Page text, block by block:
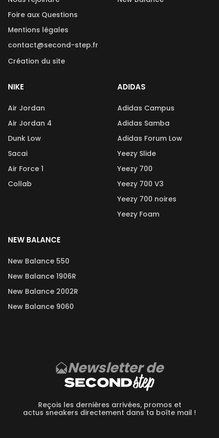
Foire aux Questions
Mentions légales
contact@second-step.fr
Création du site
NIKE
Air Jordan
Air Jordan 4
Dunk Low
Sacai
Air Force 1
Collab
ADIDAS
Adidas Campus
Adidas Samba
Adidas Forum Low
Yeezy Slide
Yeezy 700
Yeezy 700 V3
Yeezy 700 noires
Yeezy Foam
NEW BALANCE
New Balance 550
New Balance 1906R
New Balance 2002R
New Balance 9060
Newsletter de
Reçois les dernières arrivées, promos et
actus sneakers directement dans ta boîte mail !